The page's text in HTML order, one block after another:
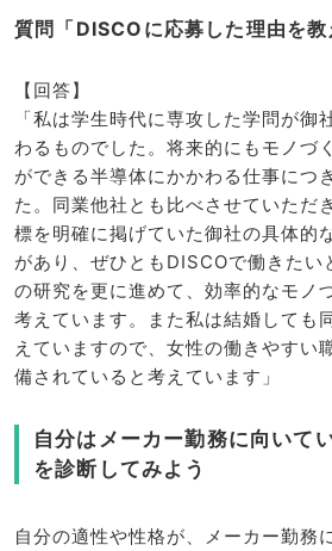
質問「DISCOに応募した理由を教
【回答】
「私は学生時代に専攻した学問が御
わるものでした。将来的にもモノづ
ができる半導体にかかわる仕事につ
た。同業他社とも比べさせていただ
標を明確に掲げていた御社の具体的
があり、ぜひともDISCOで働きたい
の研究を更に進めて、効率的なモノ
考えています。また私は結婚しても
えていますので、女性の働きやすい
備されていると考えています」
自分はメーカー勤務に向いて
を診断してみよう
自分の適性や性格が、メーカー勤務